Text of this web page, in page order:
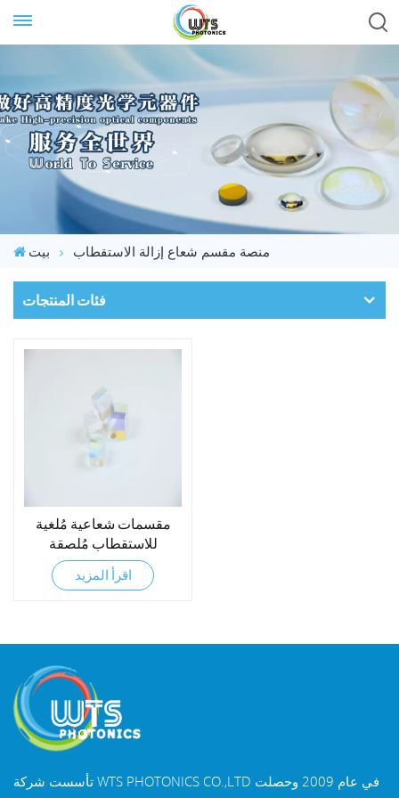
بيت منصة مقسم شعاع إزالة الاستقطاب
فئات المنتجات
مقسمات شعاعية مُلغية
للاستقطاب مُلصقة
اقرأ المزيد
تأسست شركة WTS PHOTONICS CO.,LTD في عام 2009 وحصلت